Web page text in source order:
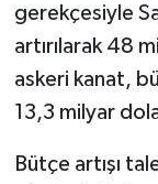
gerekçesiyle
artırılarak 48
askeri kanat,
13,3 milyar
Bütçe artışı
Teknoloji
Ulusal